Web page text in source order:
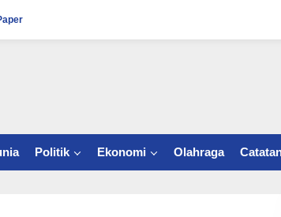
Politik Ekonomi Olahraga